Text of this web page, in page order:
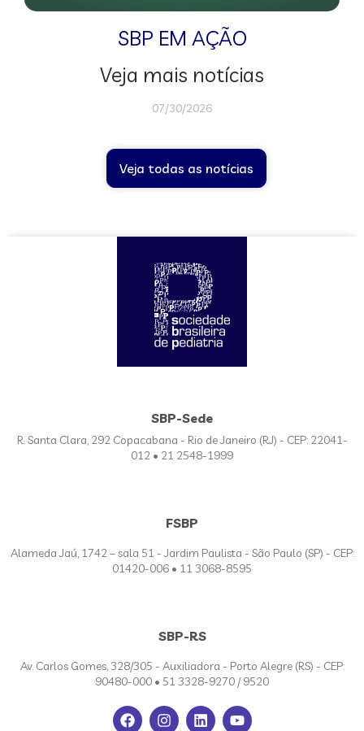
SBP EM AÇÃO
Veja mais notícias
07/30/2026
Veja todas as notícias
SBP-Sede
R. Santa Clara, 292 Copacabana - Rio de Janeiro (RJ) - CEP: 22041-
012 • 21 2548-1999
FSBP
Alameda Jaú, 1742 – sala 51 - Jardim Paulista - São Paulo (SP) - CEP:
01420-006 • 11 3068-8595
SBP-RS
Av. Carlos Gomes, 328/305 - Auxiliadora - Porto Alegre (RS) - CEP:
90480-000 • 51 3328-9270 / 9520